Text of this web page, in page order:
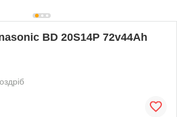
BD 20S14P 72v44Ah